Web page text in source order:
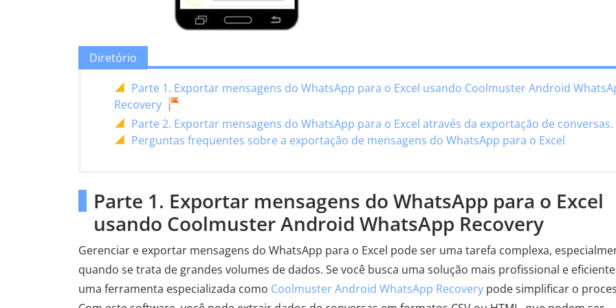
Diretório
Parte 1. Exportar mensagens do WhatsApp para o Excel usando Coolmuster Android
Recovery
Parte 2. Exportar mensagens do WhatsApp para o Excel através da exportação de conversas.
Perguntas frequentes sobre a exportação de mensagens do WhatsApp para o Excel
Parte 1. Exportar mensagens do WhatsApp para o Excel
usando Coolmuster Android WhatsApp Recovery
Gerenciar e exportar mensagens do WhatsApp para o Excel pode ser uma tarefa complexa,
quando se trata de grandes volumes de dados. Se você busca uma solução mais profissional e
uma ferramenta especializada como Coolmuster Android WhatsApp Recovery pode simplificar o